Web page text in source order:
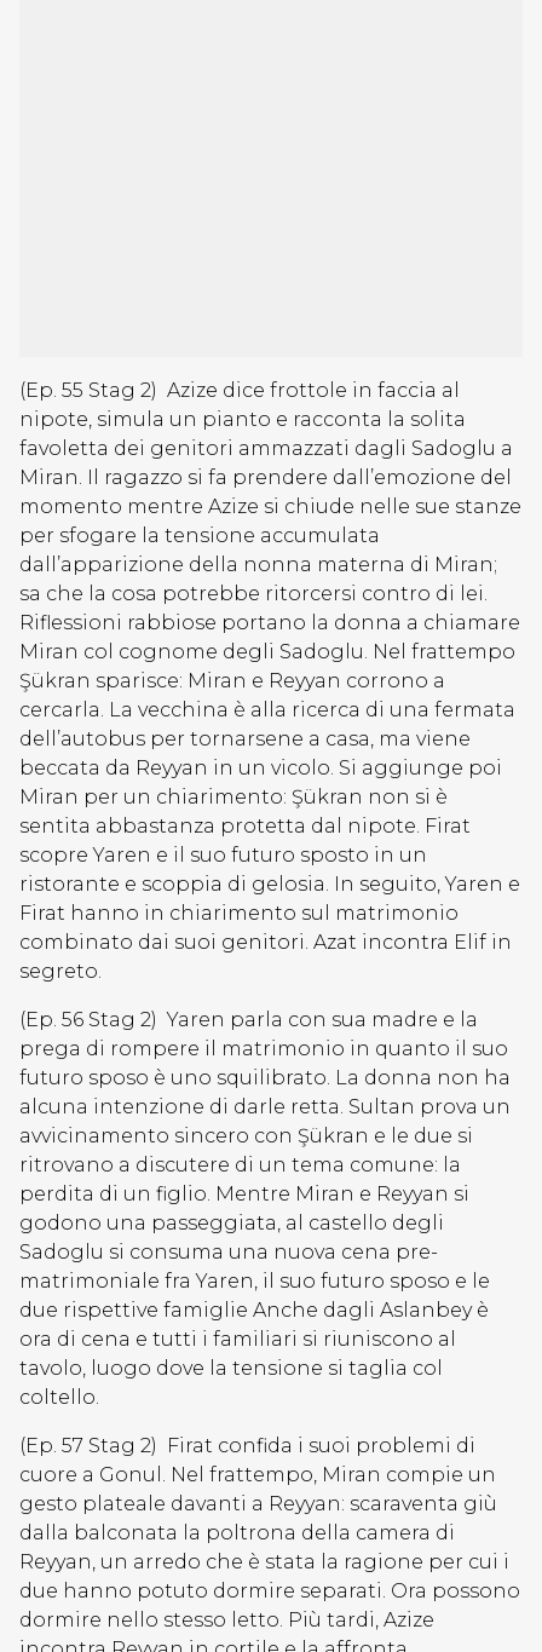
(Ep. 55 Stag 2) Azize dice frottole in faccia al
nipote, simula un pianto e racconta la solita
favoletta dei genitori ammazzati dagli Sadoglu a
Miran. Il ragazzo si fa prendere dall’emozione del
momento mentre Azize si chiude nelle sue stanze
per sfogare la tensione accumulata
dall’apparizione della nonna materna di Miran;
sa che la cosa potrebbe ritorcersi contro di lei.
Riflessioni rabbiose portano la donna a chiamare
Miran col cognome degli Sadoglu. Nel frattempo
Şükran sparisce: Miran e Reyyan corrono a
cercarla. La vecchina è alla ricerca di una fermata
dell’autobus per tornarsene a casa, ma viene
beccata da Reyyan in un vicolo. Si aggiunge poi
Miran per un chiarimento: Şükran non si è
sentita abbastanza protetta dal nipote. Firat
scopre Yaren e il suo futuro sposto in un
ristorante e scoppia di gelosia. In seguito, Yaren e
Firat hanno in chiarimento sul matrimonio
combinato dai suoi genitori. Azat incontra Elif in
segreto.
(Ep. 56 Stag 2) Yaren parla con sua madre e la
prega di rompere il matrimonio in quanto il suo
futuro sposo è uno squilibrato. La donna non ha
alcuna intenzione di darle retta. Sultan prova un
avvicinamento sincero con Şükran e le due si
ritrovano a discutere di un tema comune: la
perdita di un figlio. Mentre Miran e Reyyan si
godono una passeggiata, al castello degli
Sadoglu si consuma una nuova cena pre-
matrimoniale fra Yaren, il suo futuro sposo e le
due rispettive famiglie Anche dagli Aslanbey è
ora di cena e tutti i familiari si riuniscono al
tavolo, luogo dove la tensione si taglia col
coltello.
(Ep. 57 Stag 2) Firat confida i suoi problemi di
cuore a Gonul. Nel frattempo, Miran compie un
gesto plateale davanti a Reyyan: scaraventa giù
dalla balconata la poltrona della camera di
Reyyan, un arredo che è stata la ragione per cui i
due hanno potuto dormire separati. Ora possono
dormire nello stesso letto. Più tardi, Azize